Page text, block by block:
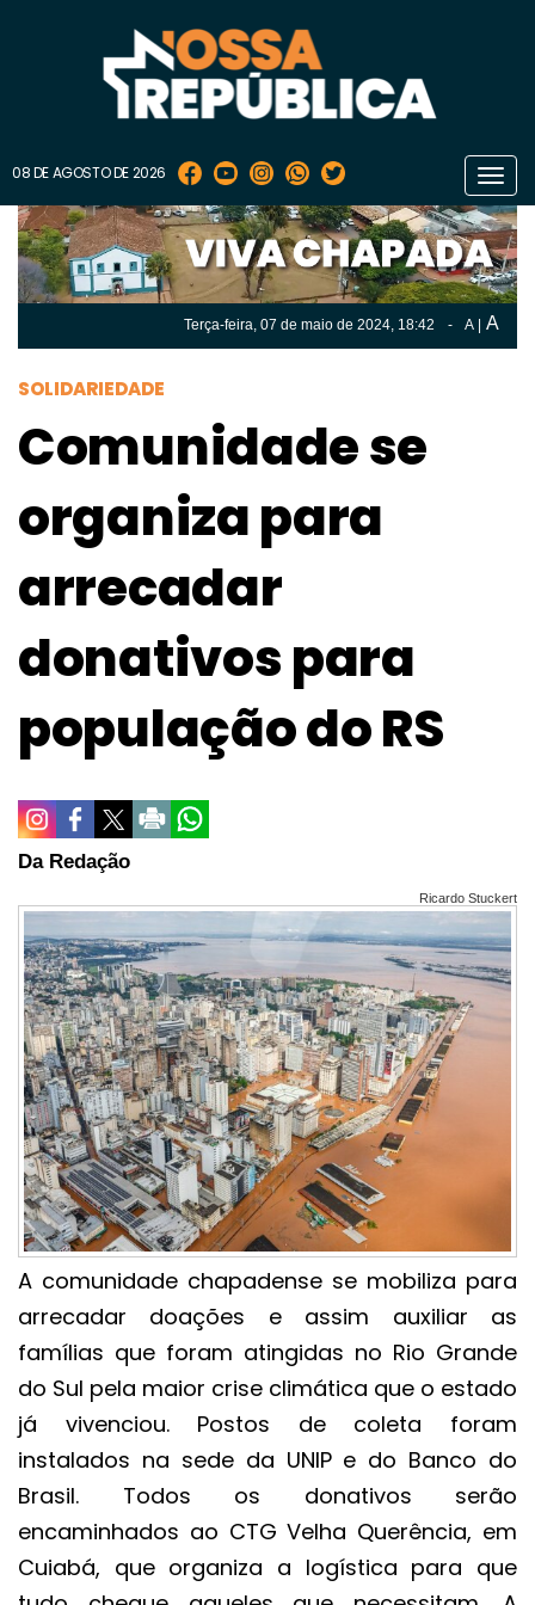
08 DE AGOSTO DE 2026
Terça-feira, 07 de maio de 2024, 18:42 - A A
SOLIDARIEDADE
Comunidade se
organiza para
arrecadar
donativos para
população do RS
Da Redação
Ricardo Stuckert
A comunidade chapadense se mobiliza para
arrecadar doações e assim auxiliar as
famílias que foram atingidas no Rio Grande
do Sul pela maior crise climática que o estado
já vivenciou. Postos de coleta foram
instalados na sede da UNIP e do Banco do
Brasil. Todos os donativos serão
encaminhados ao CTG Velha Querência, em
Cuiabá, que organiza a logística para que